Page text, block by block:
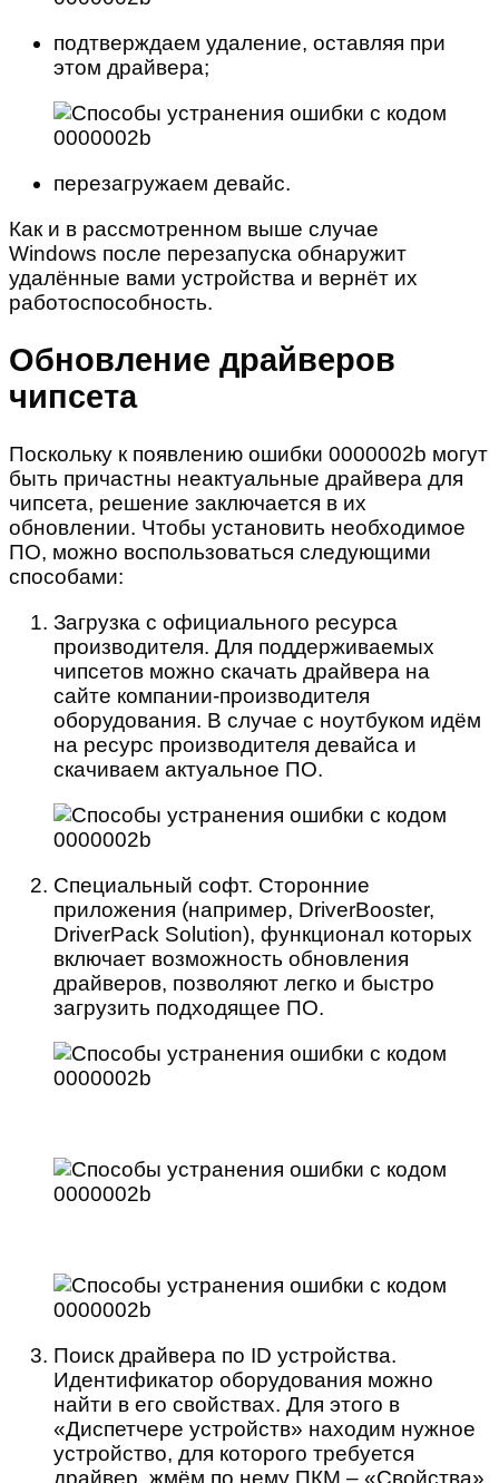
подтверждаем удаление, оставляя при
этом драйвера;
перезагружаем девайс.
Как и в рассмотренном выше случае
Windows после перезапуска обнаружит
удалённые вами устройства и вернёт их
работоспособность.
Обновление драйверов
чипсета
Поскольку к появлению ошибки 0000002b могут
быть причастны неактуальные драйвера для
чипсета, решение заключается в их
обновлении. Чтобы установить необходимое
ПО, можно воспользоваться следующими
способами:
Загрузка с официального ресурса
производителя. Для поддерживаемых
чипсетов можно скачать драйвера на
сайте компании-производителя
оборудования. В случае с ноутбуком идём
на ресурс производителя девайса и
скачиваем актуальное ПО.
Специальный софт. Сторонние
приложения (например, DriverBooster,
DriverPack Solution), функционал которых
включает возможность обновления
драйверов, позволяют легко и быстро
загрузить подходящее ПО.
Поиск драйвера по ID устройства.
Идентификатор оборудования можно
найти в его свойствах. Для этого в
«Диспетчере устройств» находим нужное
устройство, для которого требуется
драйвер, жмём по нему ПКМ – «Свойства»